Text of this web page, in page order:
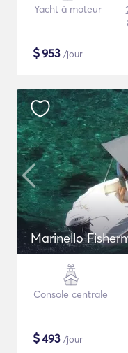
Yacht à moteur
$953 /jour
Marinello
Console centrale
$493 /jour